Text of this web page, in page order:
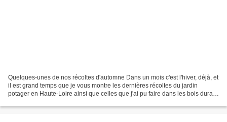
Quelques-unes de nos récoltes d'automne Dans un mois c'est l'hiver, déjà, et
il est grand temps que je vous montre les dernières récoltes du jardin
potager en Haute-Loire ainsi que celles que j'ai pu faire dans les bois durant